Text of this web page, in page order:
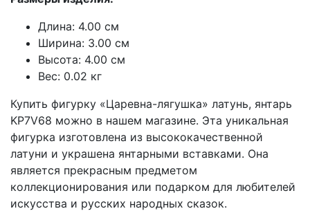
Длина: 4.00 см
Ширина: 3.00 см
Высота: 4.00 см
Вес: 0.02 кг
Купить фигурку «Царевна-лягушка» латунь, янтарь
KP7V68 можно в нашем магазине. Эта уникальная
фигурка изготовлена из высококачественной
латуни и украшена янтарными вставками. Она
является прекрасным предметом
коллекционирования или подарком для любителей
искусства и русских народных сказок.